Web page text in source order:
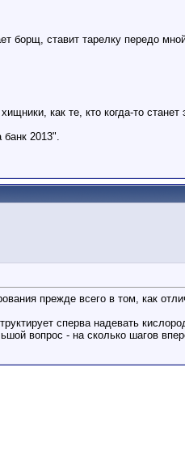
борщ, ставит тарелку передо
как те, кто когда-то
2013".
прежде всего в том, как
сперва надевать
вопрос - на сколько шагов